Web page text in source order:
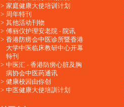
家庭健康大使培训计划
周年特刊
其他活动刊物
傅丽仪护理安老院 - 院讯
香港防痨会中医诊所暨香港
大学中医临床教研中心开幕
特刊
中医汇 - 香港防痨心脏及胸
病协会中医药通讯
健康校园由你创
中医健康大使培訓计划